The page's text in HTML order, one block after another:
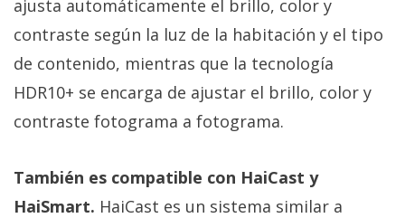
ajusta automáticamente el brillo, color y
contraste según la luz de la habitación y el tipo
de contenido, mientras que la tecnología
HDR10+ se encarga de ajustar el brillo, color y
contraste fotograma a fotograma.
También es compatible con HaiCast y
HaiSmart. HaiCast es un sistema similar a